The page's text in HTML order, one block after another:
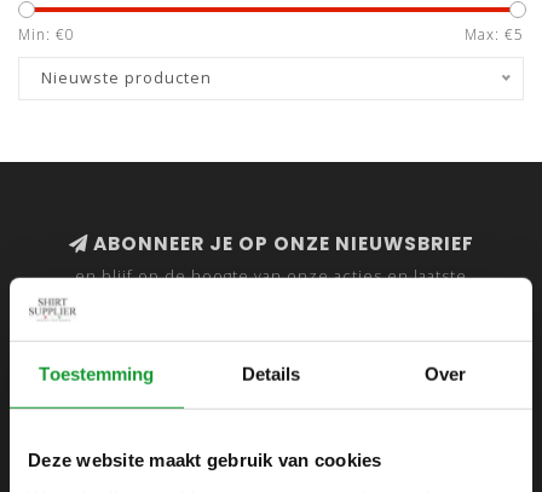
Toestemming Details Over
Deze website maakt gebruik van cookies
Min: €0 Max: €5
Nieuwste producten
ABONNEER JE OP ONZE NIEUWSBRIEF
en blijf op de hoogte van onze acties en laatste
SHIRTSUPPLIER.NL